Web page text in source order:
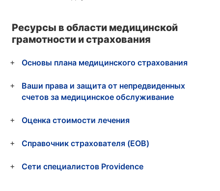
Ресурсы в области медицинской
грамотности и страхования
Основы плана медицинского страхования
Ваши права и защита от непредвиденных
счетов за медицинское обслуживание
Оценка стоимости лечения
Справочник страхователя (EOB)
Сети специалистов Providence